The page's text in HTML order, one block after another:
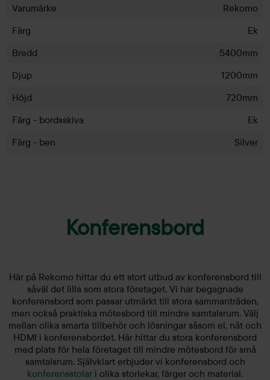
Varumärke
Rekomo
Färg
Ek
Bredd
5400mm
Djup
1200mm
Höjd
720mm
Färg - bordsskiva
Ek
Färg - ben
Silver
Konferensbord
Här på Rekomo hittar du ett stort utbud av konferensbord till
såväl det lilla som stora företaget. Vi har begagnade
konferensbord som passar utmärkt till stora sammanträden,
men också praktiska mötesbord till mindre samtalsrum. Välj
mellan olika smarta tillbehör och lösningar såsom el, nät och
HDMI i konferensbordet. Här hittar du stora konferensbord
med plats för hela företaget till mindre mötesbord för små
samtalsrum. Självklart erbjuder vi konferensbord och
konferensstolar i olika storlekar, färger och material.